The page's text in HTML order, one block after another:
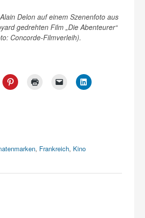
Delon auf einem Szenenfoto aus
gedrehten Film „Die Abenteurer“
Concorde-Filmverleih).
, Frankreich, Kino